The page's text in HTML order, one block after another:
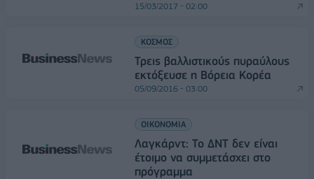
15/03/2017 - 02:00
ΚΟΣΜΟΣ
Τρεις βαλλιστικούς πυραύλους
εκτόξευσε η Βόρεια Κορέα
05/09/2016 - 03:00
ΟΙΚΟΝΟΜΙΑ
Λαγκάρντ: Το ΔΝΤ δεν είναι
έτοιμο να συμμετάσχει στο
πρόγραμμα